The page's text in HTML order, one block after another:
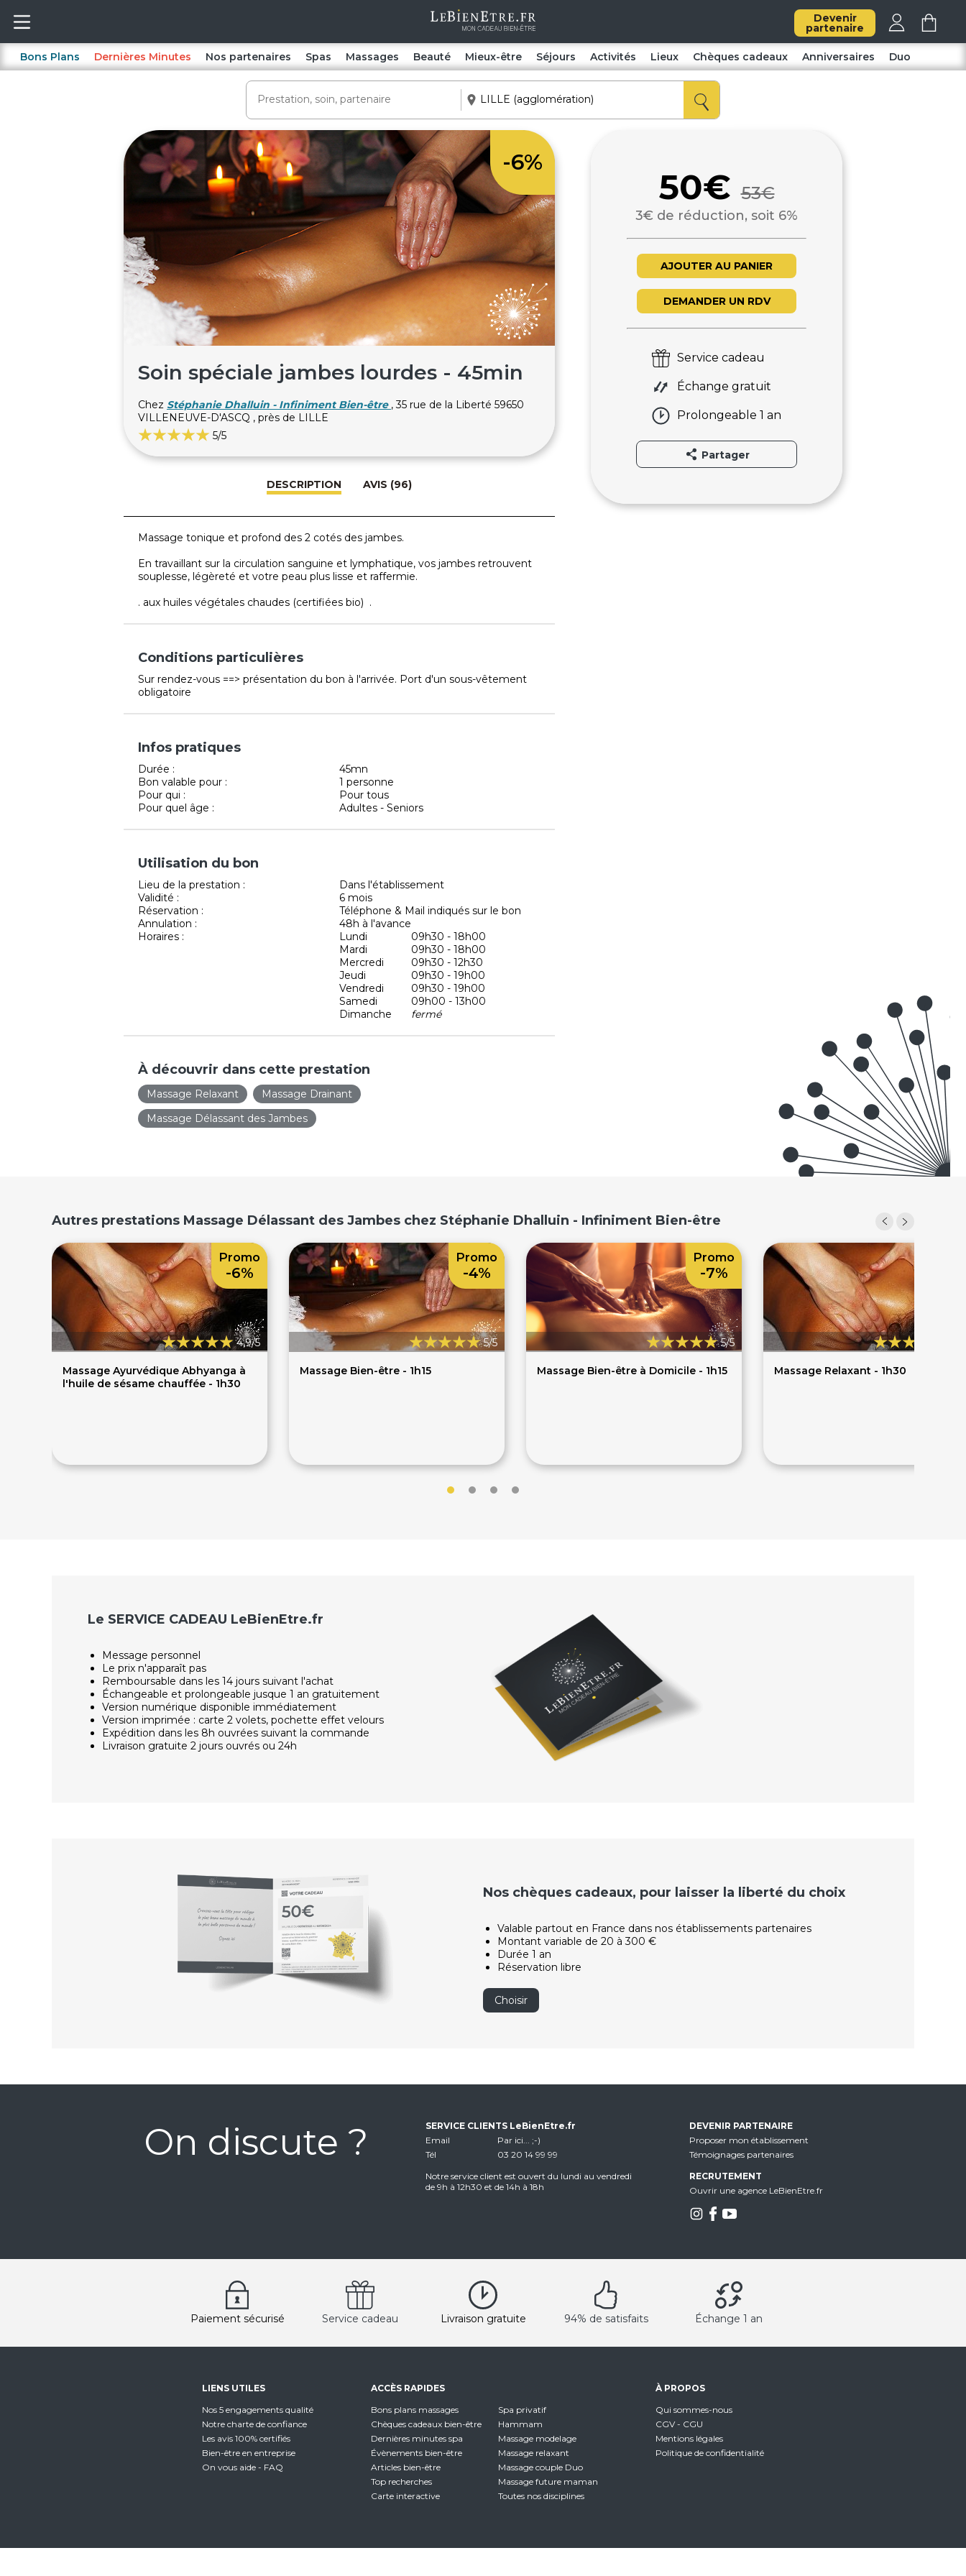
Devenir
partenaire
Bons Plans Dernières Minutes Nos partenaires Spas Massages Beauté Mieux-être Séjours Activités Lieux Chèques cadeaux Anniversaires Duo
-6%
Soin spéciale jambes lourdes - 45min
Chez Stéphanie Dhalluin - Infiniment Bien-être , 35 rue de la Liberté 59650
VILLENEUVE-D'ASCQ , près de LILLE
5/5
DESCRIPTION AVIS (96)
Massage tonique et profond des 2 cotés des jambes.
En travaillant sur la circulation sanguine et lymphatique, vos jambes retrouvent
souplesse, légèreté et votre peau plus lisse et raffermie.
. aux huiles végétales chaudes (certifiées bio) .
Conditions particulières
Sur rendez-vous ==> présentation du bon à l'arrivée. Port d'un sous-vêtement
obligatoire
Infos pratiques
Durée :
45mn
Bon valable pour :
1 personne
Pour qui :
Pour tous
Pour quel âge :
Adultes - Seniors
Utilisation du bon
Lieu de la prestation :
Dans l'établissement
Validité :
6 mois
Réservation :
Téléphone & Mail indiqués sur le bon
Annulation :
48h à l'avance
Horaires :
Lundi
09h30 - 18h00
Mardi
09h30 - 18h00
Mercredi
09h30 - 12h30
Jeudi
09h30 - 19h00
Vendredi
09h30 - 19h00
Samedi
09h00 - 13h00
Dimanche
fermé
À découvrir dans cette prestation
Massage Relaxant
Massage Drainant
Massage Délassant des Jambes
50€ 53€
3€ de réduction, soit 6%
AJOUTER AU PANIER
DEMANDER UN RDV
Service cadeau
Échange gratuit
Prolongeable 1 an
Partager
Autres prestations Massage Délassant des Jambes chez Stéphanie Dhalluin - Infiniment Bien-être
4,9/5
Massage Ayurvédique Abhyanga à
l'huile de sésame chauffée - 1h30
Promo
-6%
5/5
Massage Bien-être - 1h15
Promo
-4%
5/5
Massage Bien-être à Domicile - 1h15
Promo
-7%
Massage Relaxant - 1h30
Le SERVICE CADEAU LeBienEtre.fr
Message personnel
Le prix n'apparaît pas
Remboursable dans les 14 jours suivant l'achat
Échangeable et prolongeable jusque 1 an gratuitement
Version numérique disponible immédiatement
Version imprimée : carte 2 volets, pochette effet velours
Expédition dans les 8h ouvrées suivant la commande
Livraison gratuite 2 jours ouvrés ou 24h
Nos chèques cadeaux, pour laisser la liberté du choix
Valable partout en France dans nos établissements partenaires
Montant variable de 20 à 300 €
Durée 1 an
Réservation libre
Choisir
On discute ?
SERVICE CLIENTS LeBienEtre.fr
Email
Par ici... ;-)
Tél
03 20 14 99 99
Notre service client est ouvert du lundi au vendredi
de 9h à 12h30 et de 14h à 18h
DEVENIR PARTENAIRE
Proposer mon établissement
Témoignages partenaires
RECRUTEMENT
Ouvrir une agence LeBienEtre.fr
Paiement sécurisé Service cadeau Livraison gratuite 94% de satisfaits Échange 1 an
LIENS UTILES
Nos 5 engagements qualité
Notre charte de confiance
Les avis 100% certifiés
Bien-être en entreprise
On vous aide - FAQ
ACCÈS RAPIDES
Bons plans massages
Chèques cadeaux bien-être
Dernières minutes spa
Évènements bien-être
Articles bien-être
Top recherches
Carte interactive
Spa privatif
Hammam
Massage modelage
Massage relaxant
Massage couple Duo
Massage future maman
Toutes nos disciplines
À PROPOS
Qui sommes-nous
CGV - CGU
Mentions légales
Politique de confidentialité